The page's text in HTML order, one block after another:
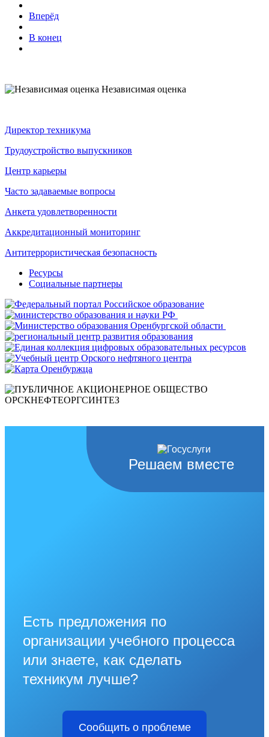
Вперёд
В конец
Независимая оценка
Директор техникума
Трудоустройство выпускников
Центр карьеры
Часто задаваемые вопросы
Анкета удовлетворенности
Аккредитационный мониторинг
Антитеррористическая безопасность
Ресурсы
Социальные партнеры
Решаем вместе
Есть предложения по
организации учебного процесса
или знаете, как сделать
техникум лучше?
Сообщить о проблеме